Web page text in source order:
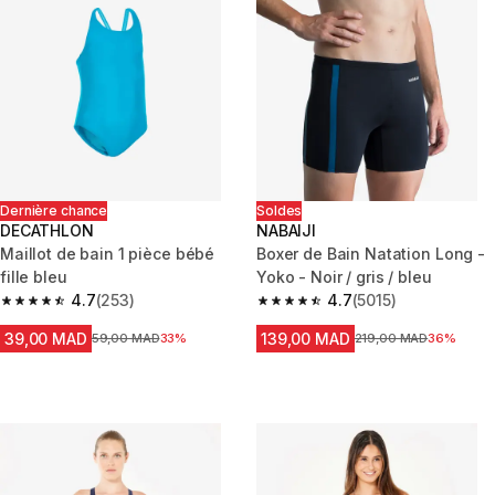
Dernière chance
DECATHLON
Maillot de bain 1 pièce bébé
fille bleu
4.7
4.7 out of 5 stars from 253 reviews
(253)
39,00 MAD Prix avant la réduction
59,00 MAD33%
Soldes
NABAIJI
Boxer de Bain Natation Long -
Yoko - Noir / gris / bleu
4.7
4.7 out of 5 stars from 5015
(5015)
139,00 MAD Prix avant la réduction
219,00 MAD36%